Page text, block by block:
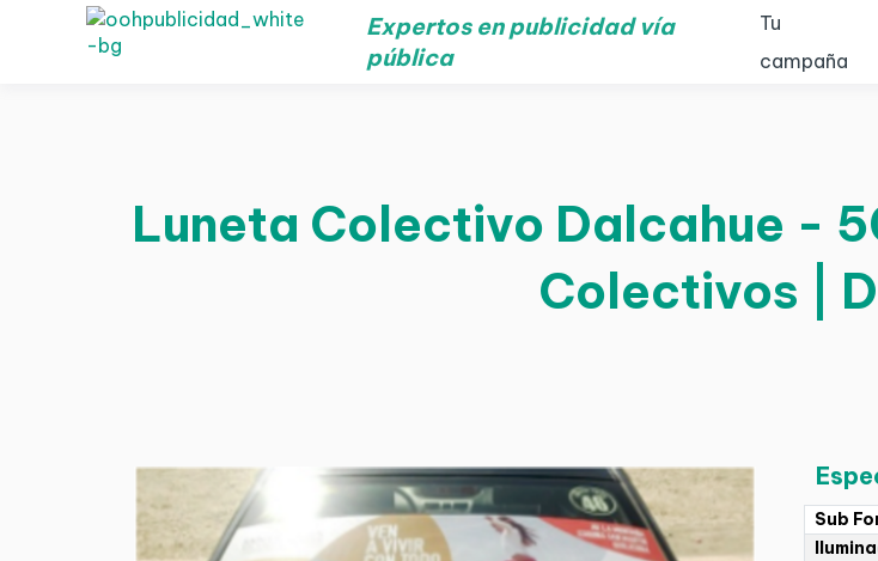
Expertos en publicidad vía
pública
Tu
campaña
Luneta Colectivo Dalcahue -
Colectivos |
Sub